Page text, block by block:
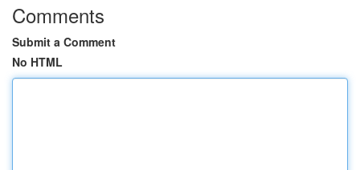
Comments
Submit a Comment
No HTML